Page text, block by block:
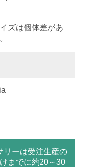
ズは個体差があ
リーは受注生産の
までに約20～30